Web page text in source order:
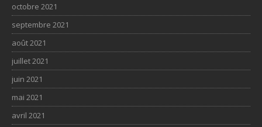
octobre 2021
septembre 2021
août 2021
juillet 2021
juin 2021
mai 2021
avril 2021